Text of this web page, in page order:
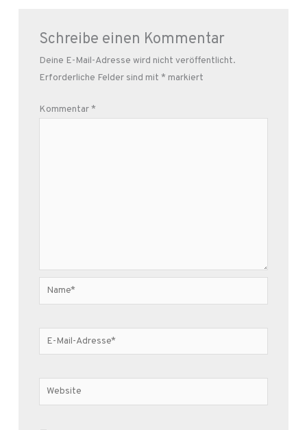
Schreibe einen Kommentar
Deine E-Mail-Adresse wird nicht veröffentlicht.
Erforderliche Felder sind mit * markiert
Kommentar*
Name*
E-
Mail-
Website